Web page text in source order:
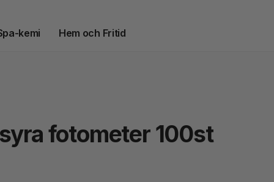
kemi Hem och Fritid
fotometer 100st